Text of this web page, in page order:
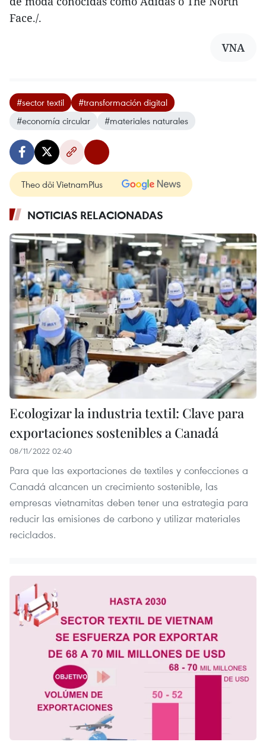
Face./.
VNA
#sector textil
#transformación digital
#economía circular
#materiales naturales
Theo dõi VietnamPlus
NOTICIAS RELACIONADAS
Ecologizar la industria textil: Clave para
exportaciones sostenibles a Canadá
08/11/2022 02:40
Para que las exportaciones de textiles y confecciones a
Canadá alcancen un crecimiento sostenible, las
empresas vietnamitas deben tener una estrategia para
reducir las emisiones de carbono y utilizar materiales
reciclados.